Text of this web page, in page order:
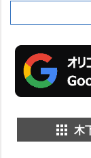
木